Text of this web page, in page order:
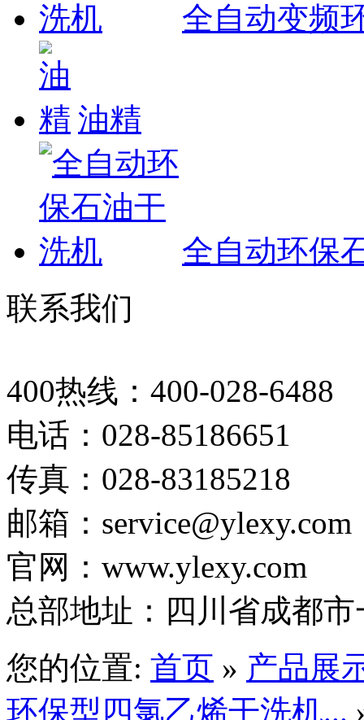
全自动变频
油精
全自动环保
联系我们
400热线：400-028-6488
电话：028-85186651
传真：028-83185218
邮箱：service@ylexy.com
官网：www.ylexy.com
总部地址：四川省成都
您的位置: 首页 » 产品展
环保型四氯乙烯干洗机...